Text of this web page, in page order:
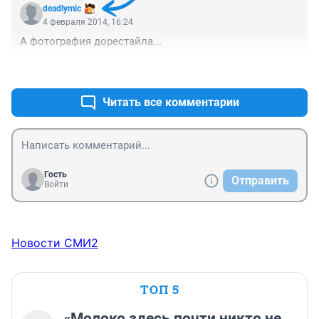
deadlymic
4 февраля 2014, 16:24
А фотография дорестайла...
Читать все комментарии
Гость
Войти
Отправить
Новости СМИ2
ТОП 5